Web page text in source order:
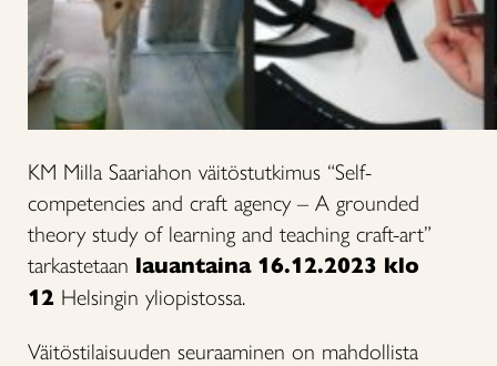
KM Milla Saariahon väitöstutkimus “Self-
competencies and craft agency – A grounded
theory study of learning and teaching craft-art”
tarkastetaan lauantaina 16.12.2023 klo
12 Helsingin yliopistossa.
Väitöstilaisuuden seuraaminen on mahdollista